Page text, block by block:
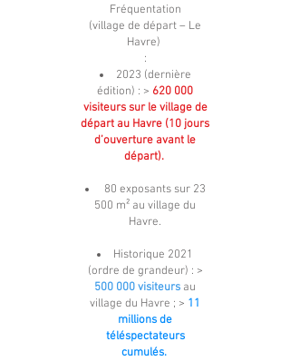
Fréquentation
(village de départ – Le
Havre)
:
2023 (dernière
édition) : > 620 000
visiteurs sur le village de
départ au Havre (10 jours
d’ouverture avant le
départ).
80 exposants sur 23
500 m² au village du
Havre.
Historique 2021
(ordre de grandeur) : >
500 000 visiteurs au
village du Havre ; > 11
millions de
téléspectateurs
cumulés.